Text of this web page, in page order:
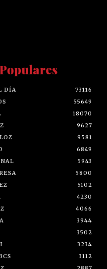
DÍA
73116
55649
18070
9627
9581
6849
5943
5800
5102
4230
4066
3944
3502
3234
3112